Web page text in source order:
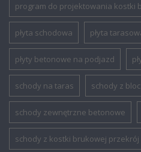
program do projektowania kostki
płyta schodowa płyta
płyty betonowe na podjazd
schody na taras schody z
schody zewnętrzne betonowe
schody z kostki brukowej przekrój